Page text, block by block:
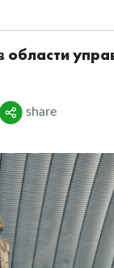
области
Поделиться
share